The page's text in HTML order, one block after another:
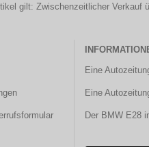
gilt: Zwischenzeitlicher Verkauf
Eine
Eine
Der BMW E28